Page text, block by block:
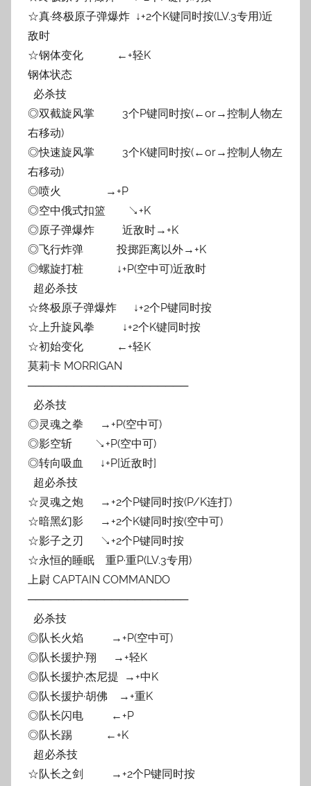
☆真·终极原子弹爆炸 ↓+2个K键同时按(LV.3专用)近
敌时
☆钢体变化 ←+轻K
钢体状态
必杀技
◎双截旋风掌 3个P键同时按(←or→控制人物左
右移动)
◎快速旋风掌 3个K键同时按(←or→控制人物左
右移动)
◎喷火 →+P
◎空中俄式扣篮 ↘+K
◎原子弹爆炸 近敌时→+K
◎飞行炸弹 投掷距离以外→+K
◎螺旋打桩 ↓+P(空中可)近敌时
超必杀技
☆终极原子弹爆炸 ↓+2个P键同时按
☆上升旋风拳 ↓+2个K键同时按
☆初始变化 ←+轻K
莫莉卡 MORRIGAN
─────────────────────
必杀技
◎灵魂之拳 →+P(空中可)
◎影空斩 ↘+P(空中可)
◎转向吸血 ↓+P[近敌时]
超必杀技
☆灵魂之炮 →+2个P键同时按(P/K连打)
☆暗黑幻影 →+2个K键同时按(空中可)
☆影子之刃 ↘+2个P键同时按
☆永恒的睡眠 重P·重P(LV.3专用)
上尉 CAPTAIN COMMANDO
─────────────────────
必杀技
◎队长火焰 →+P(空中可)
◎队长援护·翔 →+轻K
◎队长援护·杰尼提 →+中K
◎队长援护·胡佛 →+重K
◎队长闪电 ←+P
◎队长踢 ←+K
超必杀技
☆队长之剑 →+2个P键同时按